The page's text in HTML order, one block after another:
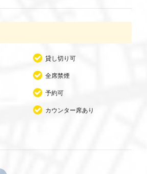
貸し切り可
全席禁煙
予約可
カウンター席あり